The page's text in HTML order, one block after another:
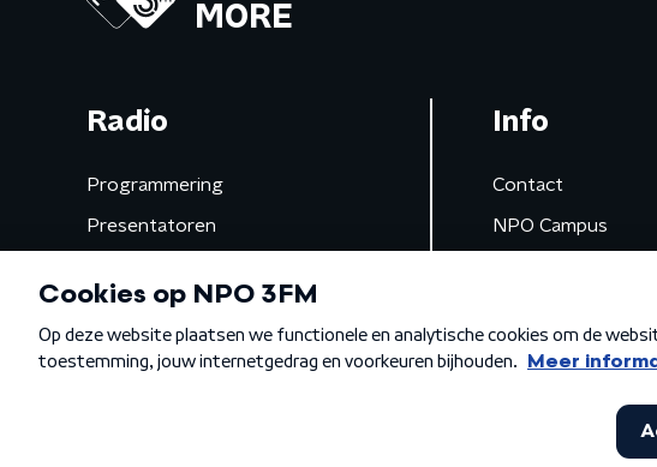
MORE
Radio
Programmering
Presentatoren
Gemist
Info
Contact
NPO Campus
Algemene voorwaarden Privacybeleid